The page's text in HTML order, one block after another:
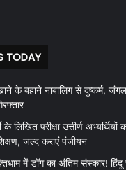
TODAY
के बहाने नाबालिग से दुष्कर्म,
के लिखित परीक्षा उत्तीर्ण अभ्यर्थियों
जल्द कराएं पंजीयन
में डॉग का अंतिम संस्कार!